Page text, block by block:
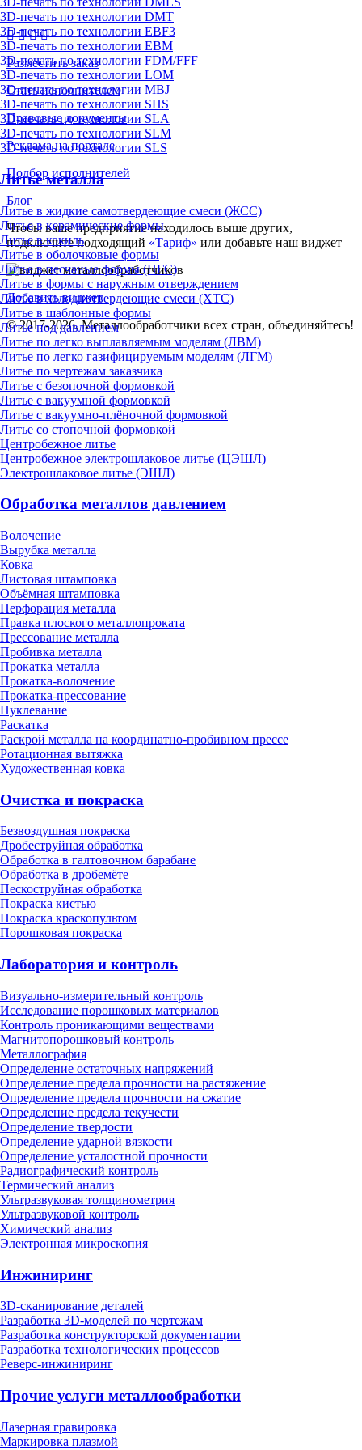
3D-печать по технологии DMT
3D-печать по технологии EBF3
3D-печать по технологии EBM
3D-печать по технологии FDM/FFF
3D-печать по технологии LOM
3D-печать по технологии MBJ
3D-печать по технологии SHS
3D-печать по технологии SLA
3D-печать по технологии SLM
3D-печать по технологии SLS
Литьё металла
Литье в жидкие самотвердеющие смеси (ЖСС)
Литье в керамические формы
Литье в кокиль
Литье в оболочковые формы
Литье в песчаные формы (ПГС)
Литье в формы с наружным отверждением
Литье в холоднотвердеющие смеси (ХТС)
Литье в шаблонные формы
Литье под давлением
Литье по легко выплавляемым моделям (ЛВМ)
Литье по легко газифицируемым моделям (ЛГМ)
Литье по чертежам заказчика
Литье с безопочной формовкой
Литье с вакуумной формовкой
Литье с вакуумно-плёночной формовкой
Литье со стопочной формовкой
Центробежное литье
Центробежное электрошлаковое литье (ЦЭШЛ)
Электрошлаковое литье (ЭШЛ)
Обработка металлов давлением
Волочение
Вырубка металла
Ковка
Листовая штамповка
Объёмная штамповка
Перфорация металла
Правка плоского металлопроката
Прессование металла
Пробивка металла
Прокатка металла
Прокатка-волочение
Прокатка-прессование
Пуклевание
Раскатка
Раскрой металла на координатно-пробивном прессе
Ротационная вытяжка
Художественная ковка
Очистка и покраска
Безвоздушная покраска
Дробеструйная обработка
Обработка в галтовочном барабане
Обработка в дробемёте
Пескоструйная обработка
Покраска кистью
Покраска краскопультом
Порошковая покраска
Лаборатория и контроль
Визуально-измерительный контроль
Исследование порошковых материалов
Контроль проникающими веществами
Магнитопорошковый контроль
Металлография
Определение остаточных напряжений
Определение предела прочности на растяжение
Определение предела прочности на сжатие
Определение предела текучести
Определение твердости
Определение ударной вязкости
Определение усталостной прочности
Радиографический контроль
Термический анализ
Ультразвуковая толщинометрия
Ультразвуковой контроль
Химический анализ
Электронная микроскопия
Инжиниринг
3D-сканирование деталей
Разработка 3D-моделей по чертежам
Разработка конструкторской документации
Разработка технологических процессов
Реверс-инжиниринг
Прочие услуги металлообработки
Лазерная гравировка
Маркировка плазмой
Разместить заказ
Стать исполнителем
Правовые документы
Реклама на портале
Подбор исполнителей
Блог
Чтобы ваше предприятие находилось выше других,
подключите подходящий «Тариф» или добавьте наш виджет
Добавить виджет
© 2017-2026. Металлообработчики всех стран, объединяйтесь!